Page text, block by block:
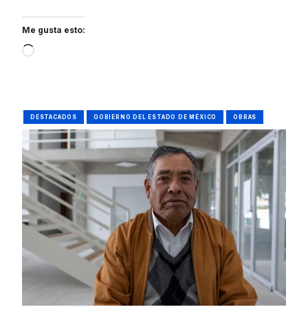
Me gusta esto:
Loading…
DESTACADOS GOBIERNO DEL ESTADO DE MÉXICO OBRAS